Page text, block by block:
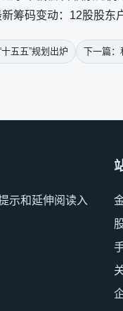
筹码变动：12股股东
五五”规划出炉 下一篇：
示和延伸阅读入